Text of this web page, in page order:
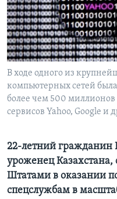
Learning English
СОЦИАЛЬНЫЕ СЕТИ
Языки
В ходе одного из
компьютерных сетей
более чем 500 миллионов
сервисов Yahoo, Google и
22-летний гражданин
уроженец
Штатами в оказании
спецслужбам в